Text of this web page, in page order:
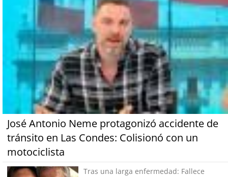
José Antonio Neme protagonizó accidente de
tránsito en Las Condes: Colisionó con un
motociclista
Tras una larga enfermedad: Fallece